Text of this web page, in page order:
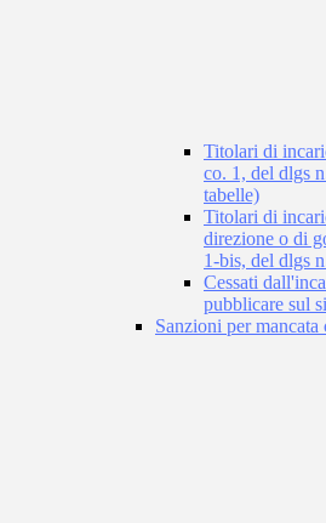
Titolari di
co. 1, del dlgs
tabelle)
Titolari di
direzione o di
1-bis, del dlgs
Cessati
pubblicare sul
Sanzioni per